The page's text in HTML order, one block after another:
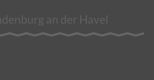
an der Havel